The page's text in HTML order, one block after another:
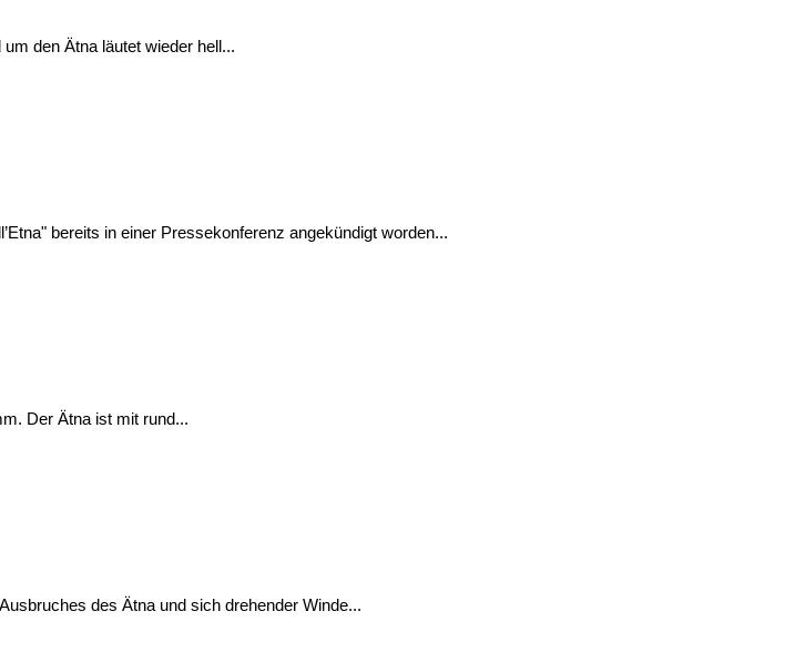
den Ätna läutet wieder hell...
bereits in einer Pressekonferenz angekündigt worden...
Der Ätna ist mit rund...
des Ätna und sich drehender Winde...